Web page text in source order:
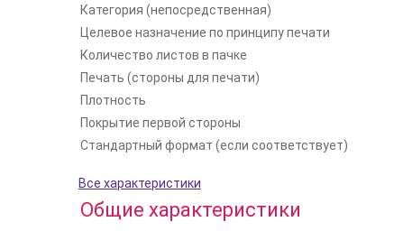
Категория (непосредственная)
Целевое назначение по принципу печати
Количество листов в пачке
Печать (стороны для печати)
Плотность
Покрытие первой стороны
Стандартный формат (если соответствует)
Все характеристики
Общие характеристики